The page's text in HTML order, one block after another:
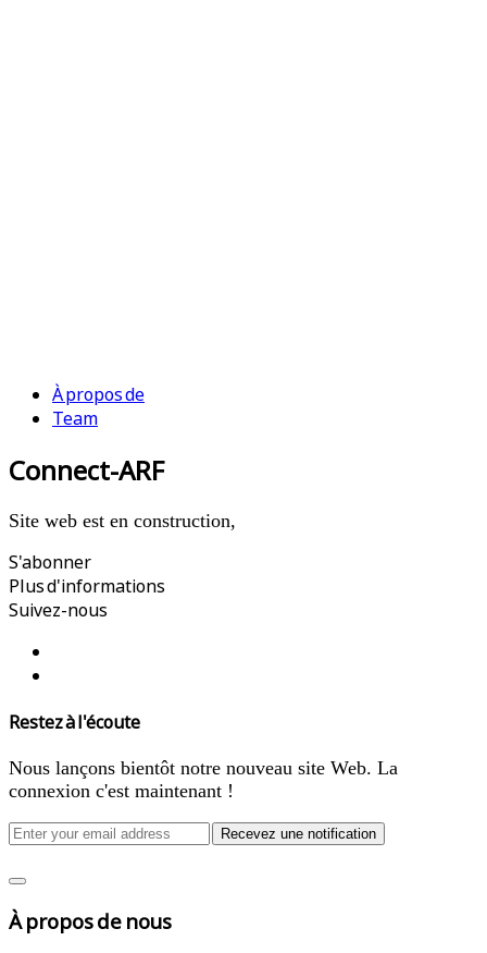
À propos de
Team
Connect-ARF
Site web est en construction,
S'abonner
Plus d'informations
Suivez-nous
Restez à l'écoute
Nous lançons bientôt notre nouveau site Web. La
connexion c'est maintenant !
Recevez une notification
À propos de nous